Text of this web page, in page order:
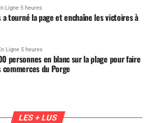
Ligne 5 heures
tourné la page et enchaîne les victoires à
Ligne 5 heures
personnes en blanc sur la plage pour faire
du Porge
LES + LUS